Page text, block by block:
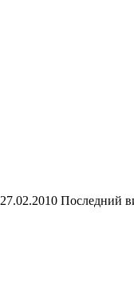
27.02.2010 Последний